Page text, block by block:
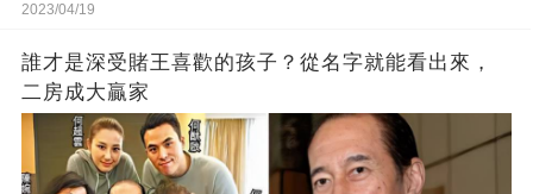
2023/04/19
誰才是深受賭王喜歡的孩子？從名字就能看出來，
二房成大贏家